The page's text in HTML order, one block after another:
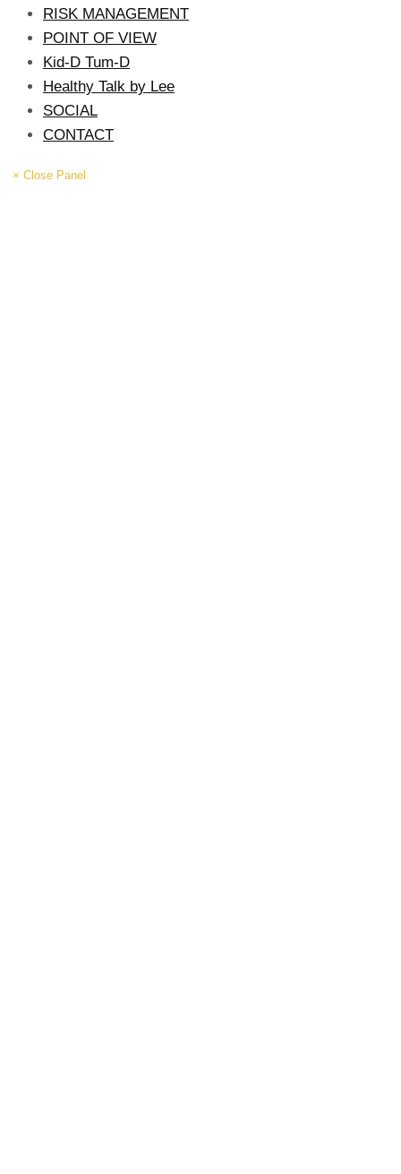
RISK MANAGEMENT
POINT OF VIEW
Kid-D Tum-D
Healthy Talk by Lee
SOCIAL
CONTACT
× Close Panel